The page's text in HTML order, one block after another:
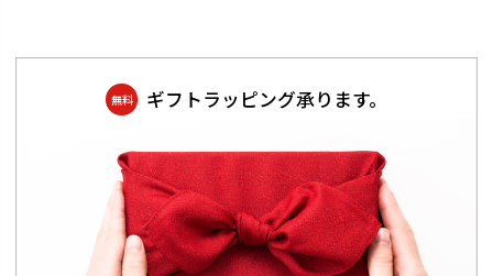
無料 ギフトラッピング承ります。